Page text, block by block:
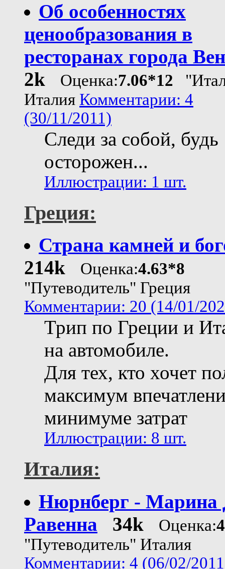
Об особенностях
ценообразования в
ресторанах города
2k
Оценка:7.06*12
Италия Комментарии: 4
(30/11/2011)
Следи за собой, будь
осторожен...
Иллюстрации: 1 шт.
Греция:
Страна камней и
214k
Оценка:4.63*8
"Путеводитель" Греция
Комментарии: 20 (14/01/
Трип по Греции и
на автомобиле.
Для тех, кто хочет
максимум
минимуме затрат
Иллюстрации: 8 шт.
Италия:
Нюрнберг - Марина
Равенна
34k Оценка:
"Путеводитель" Италия
Комментарии: 4 (06/02/